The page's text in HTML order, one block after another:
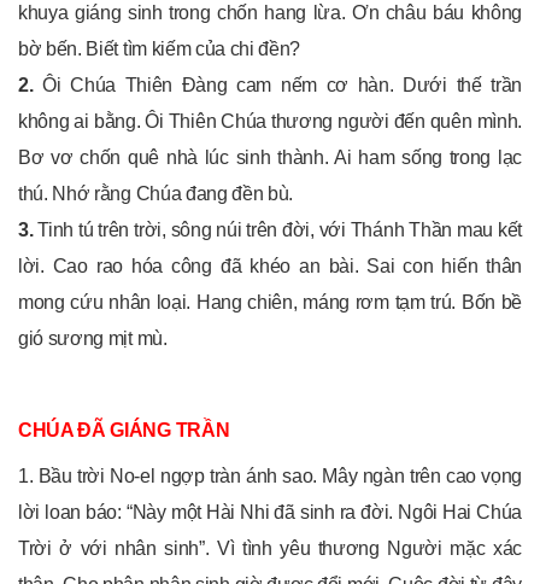
khuya giáng sinh trong chốn hang lừa. Ơn châu báu không
bờ bến. Biết tìm kiếm của chi đền?
2.Ôi Chúa Thiên Đàng cam nếm cơ hàn. Dưới thế trần
không ai bằng. Ôi Thiên Chúa thương người đến quên mình.
Bơ vơ chốn quê nhà lúc sinh thành. Ai ham sống trong lạc
thú. Nhớ rằng Chúa đang đền bù.
3.Tinh tú trên trời, sông núi trên đời, với Thánh Thần mau kết
lời. Cao rao hóa công đã khéo an bài. Sai con hiến thân
mong cứu nhân loại. Hang chiên, máng rơm tạm trú. Bốn bề
gió sương mịt mù.
CHÚA ĐÃ GIÁNG TRẦN
1. Bầu trời No-el ngợp tràn ánh sao. Mây ngàn trên cao vọng
lời loan báo: “Này một Hài Nhi đã sinh ra đời. Ngôi Hai Chúa
Trời ở với nhân sinh”. Vì tình yêu thương Người mặc xác